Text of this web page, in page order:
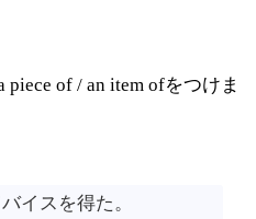
of / an item ofをつけま
イスを得た。